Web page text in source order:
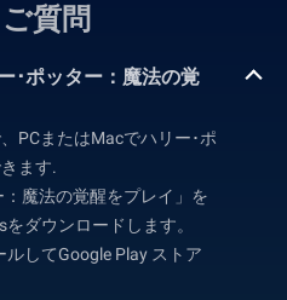
質問
･ポッター：魔法の覚
PCまたはMacでハリー･ポ
ます.
：魔法の覚醒をプレイ」を
ダウンロードします。
してGoogle Play ストア